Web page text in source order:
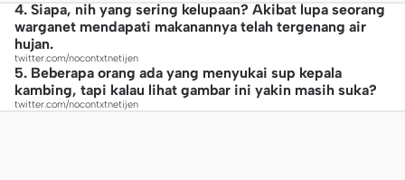
4. Siapa, nih yang sering kelupaan? Akibat lupa seorang
warganet mendapati makanannya telah tergenang air
hujan.
twitter.com/nocontxtnetijen
5. Beberapa orang ada yang menyukai sup kepala
kambing, tapi kalau lihat gambar ini yakin masih suka?
twitter.com/nocontxtnetijen